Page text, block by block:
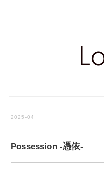
2025-04
Possession -憑依-